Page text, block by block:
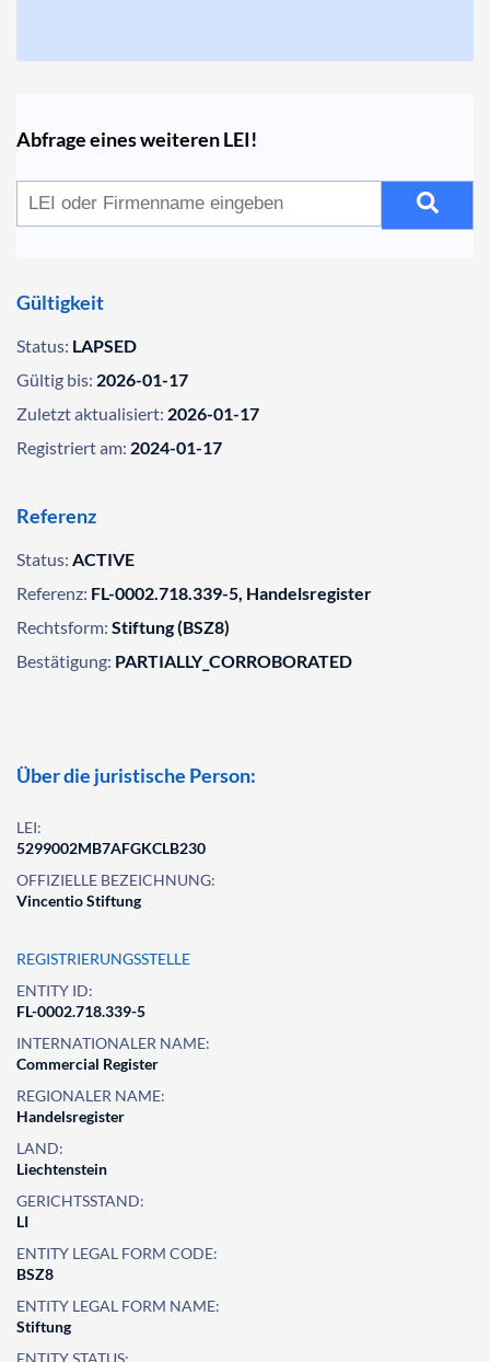
Abfrage eines weiteren LEI!
Gültigkeit
Status: LAPSED
Gültig bis: 2026-01-17
Zuletzt aktualisiert: 2026-01-17
Registriert am: 2024-01-17
Referenz
Status: ACTIVE
Referenz: FL-0002.718.339-5, Handelsregister
Rechtsform: Stiftung (BSZ8)
Bestätigung: PARTIALLY_CORROBORATED
Über die juristische Person:
LEI:
5299002MB7AFGKCLB230
OFFIZIELLE BEZEICHNUNG:
Vincentio Stiftung
REGISTRIERUNGSSTELLE
ENTITY ID:
FL-0002.718.339-5
INTERNATIONALER NAME:
Commercial Register
REGIONALER NAME:
Handelsregister
LAND:
Liechtenstein
GERICHTSSTAND:
LI
ENTITY LEGAL FORM CODE:
BSZ8
ENTITY LEGAL FORM NAME:
Stiftung
ENTITY STATUS: